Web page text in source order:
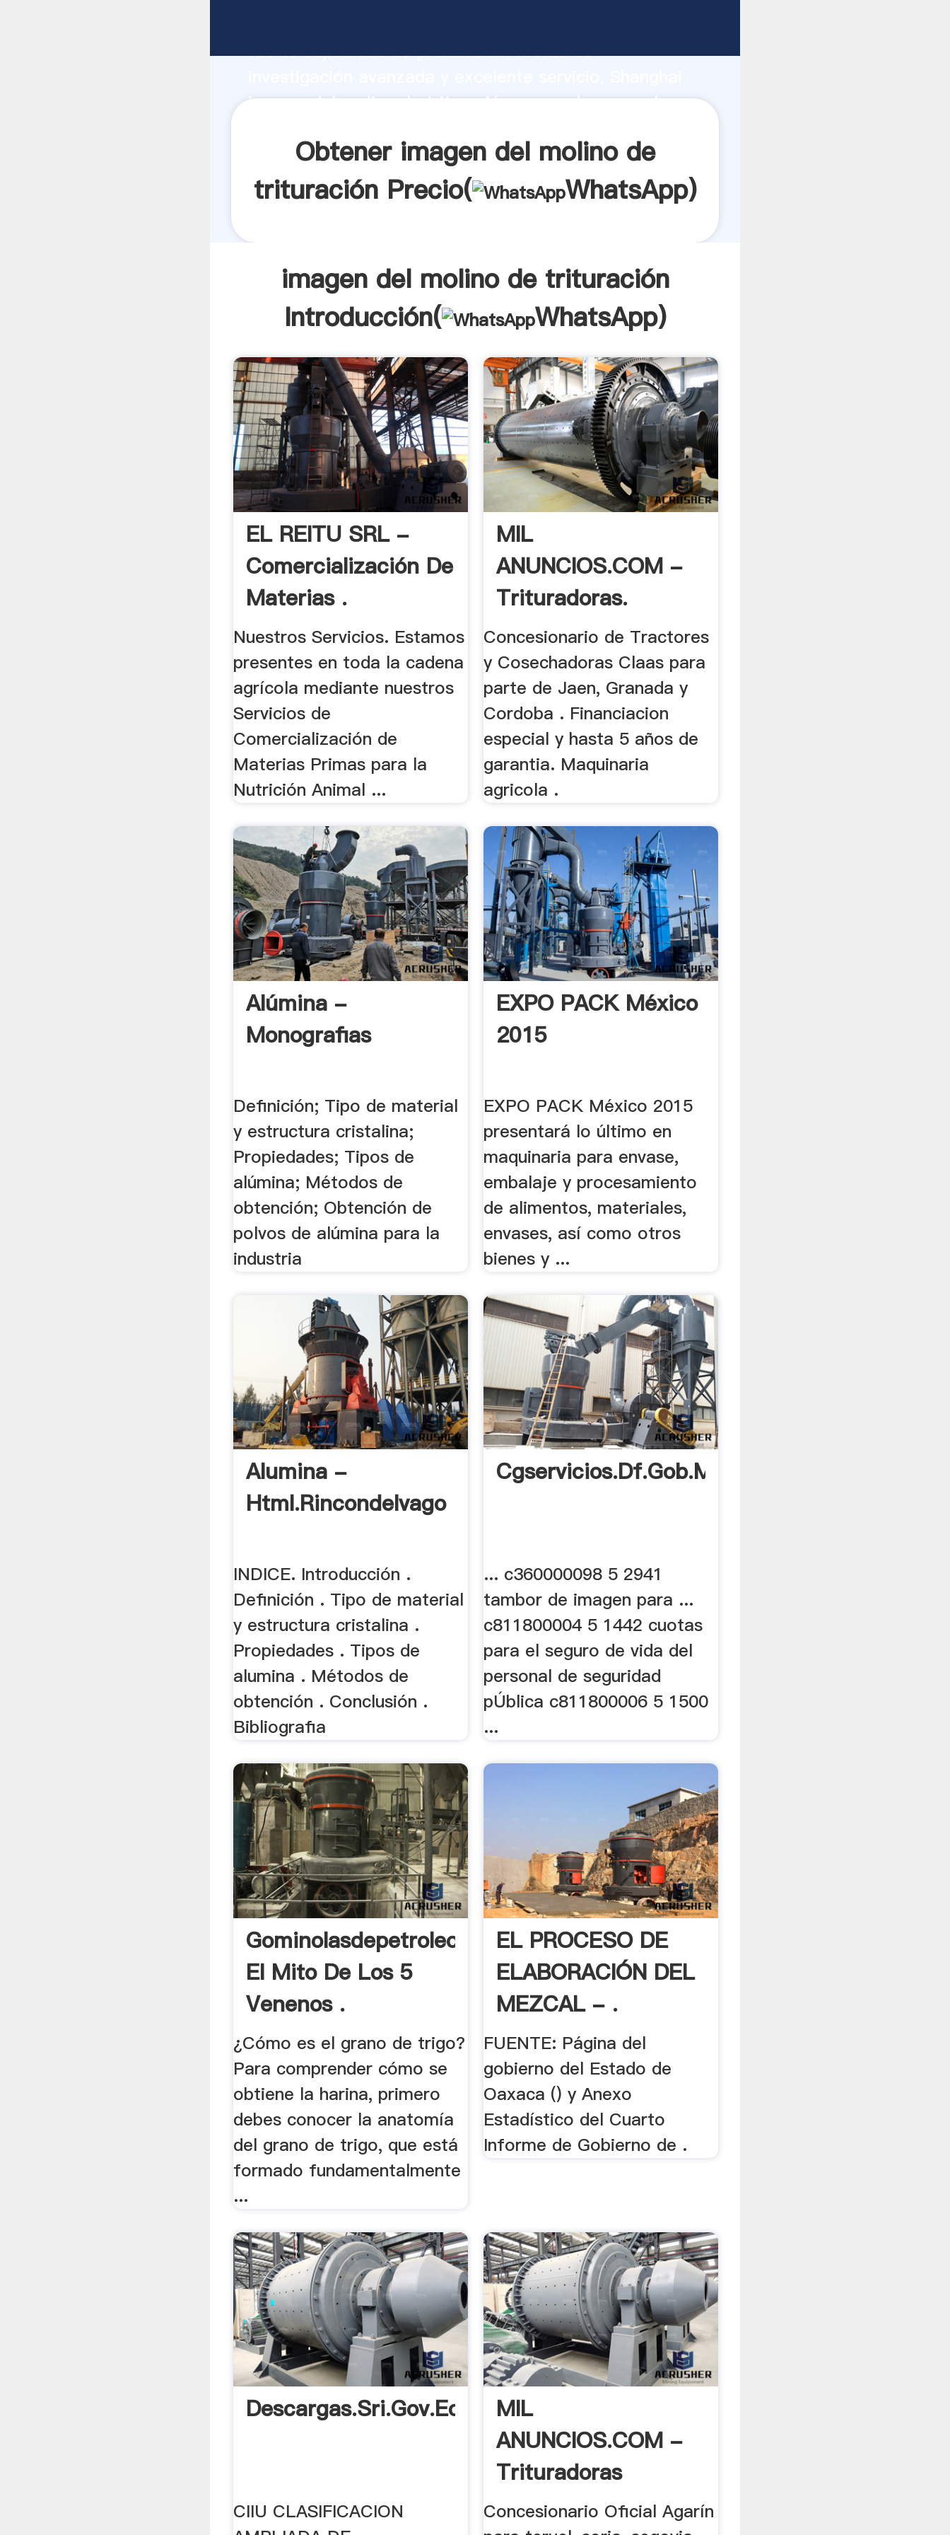
fuerte capacidad de producción, fuerza de
imagen del molino de trituración proveedor crea el
Obtener imagen del molino de
trituración Precio(
WhatsApp)
imagen del molino de trituración
Introducción(
WhatsApp)
EL REITU SRL -
Comercialización De
Materias .
Nuestros Servicios. Estamos
presentes en toda la cadena
agrícola mediante nuestros
Servicios de
Comercialización de
Materias Primas para la
Nutrición Animal ...
MIL
ANUNCIOS.COM -
Trituradoras.
Maquinaria .
Concesionario de Tractores
y Cosechadoras Claas para
parte de Jaen, Granada y
Cordoba . Financiacion
especial y hasta 5 años de
garantia. Maquinaria
agricola .
Alúmina -
Monografias
Definición; Tipo de material
y estructura cristalina;
Propiedades; Tipos de
alúmina; Métodos de
obtención; Obtención de
polvos de alúmina para la
industria
EXPO PACK México
2015
EXPO PACK México 2015
presentará lo último en
maquinaria para envase,
embalaje y procesamiento
de alimentos, materiales,
envases, así como otros
bienes y ...
Alumina -
Html.rincondelvago
INDICE. Introducción .
Definición . Tipo de material
y estructura cristalina .
Propiedades . Tipos de
alumina . Métodos de
obtención . Conclusión .
Bibliografia
Cgservicios.df.gob.mx
... c360000098 5 2941
tambor de imagen para ...
c811800004 5 1442 cuotas
para el seguro de vida del
personal de seguridad
pÚblica c811800006 5 1500
...
Gominolasdepetroleo:
El Mito De Los 5
Venenos .
¿Cómo es el grano de trigo?
Para comprender cómo se
obtiene la harina, primero
debes conocer la anatomía
del grano de trigo, que está
formado fundamentalmente
...
EL PROCESO DE
ELABORACIÓN DEL
MEZCAL - .
FUENTE: Página del
gobierno del Estado de
Oaxaca () y Anexo
Estadístico del Cuarto
Informe de Gobierno de .
Descargas.sri.gov.ec
CIIU CLASIFICACION
MIL
ANUNCIOS.COM -
Trituradoras
Piedras. .
Concesionario Oficial Agarín